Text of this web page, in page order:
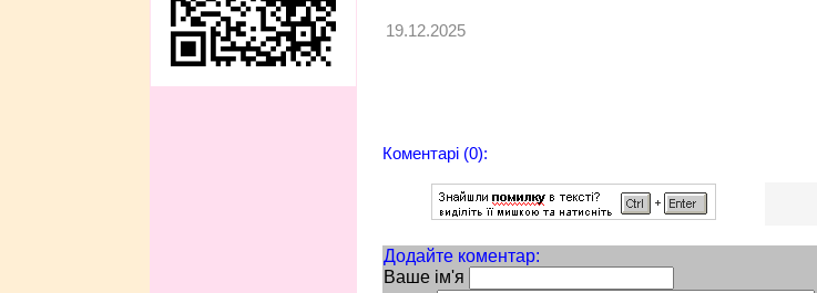
19.12.2025
Коментарі (0):
Додайте коментар:
Ваше ім'я